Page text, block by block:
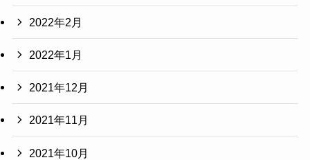
2022年2月
2022年1月
2021年12月
2021年11月
2021年10月